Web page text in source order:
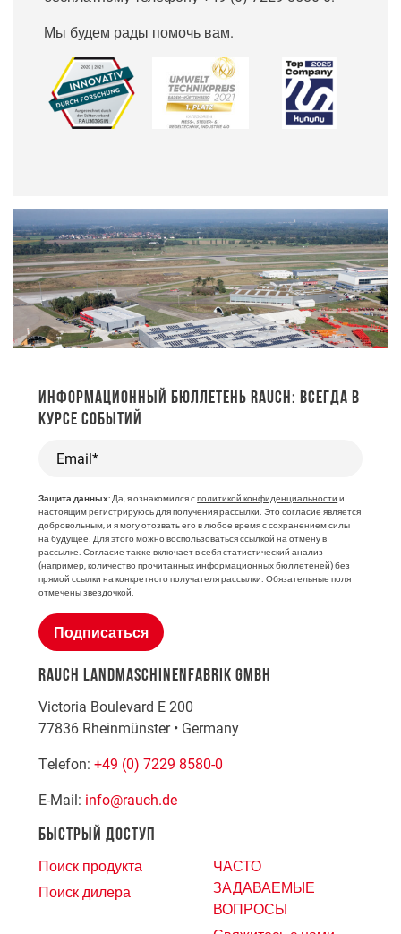
Мы будем рады помочь вам.
ИНФОРМАЦИОННЫЙ БЮЛЛЕТЕНЬ RAUCH: ВСЕГДА В
КУРСЕ СОБЫТИЙ
Email*
Защита данных: Да, я ознакомился сполитикой конфиденциальности и
настоящим регистрируюсь для получения рассылки. Это согласие является
добровольным, и я могу отозвать его в любое время с сохранением силы
на будущее. Для этого можно воспользоваться ссылкой на отмену в
рассылке. Согласие также включает в себя статистический анализ
(например, количество прочитанных информационных бюллетеней) без
прямой ссылки на конкретного получателя рассылки. Обязательные поля
отмечены звездочкой.
Подписаться
RAUCH LANDMASCHINENFABRIK GMBH
Victoria Boulevard E 200
77836 Rheinmünster• Germany
Telefon:+49 (0) 7229 8580-0
E-Mail: info@rauch.de
БЫСТРЫЙ ДОСТУП
Поиск продукта
Поиск дилера
ЧАСТО
ЗАДАВАЕМЫЕ
ВОПРОСЫ